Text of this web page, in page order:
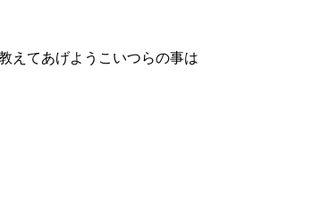
えてあげようこいつらの事は